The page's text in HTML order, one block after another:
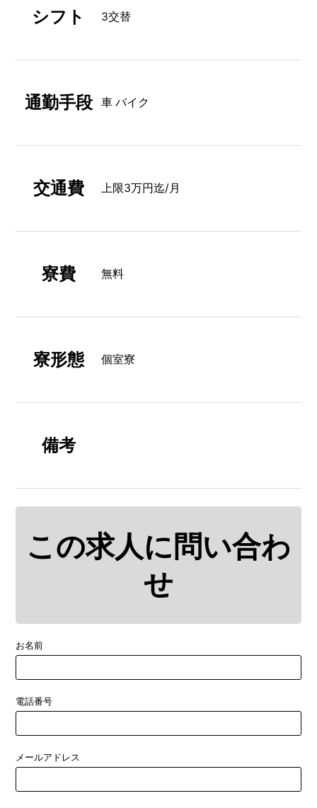
シフト 3交替
通勤手段 車 バイク
交通費 上限3万円迄/月
寮費 無料
寮形態 個室寮
備考
この求人に問い合わ
せ
お名前
電話番号
メールアドレス